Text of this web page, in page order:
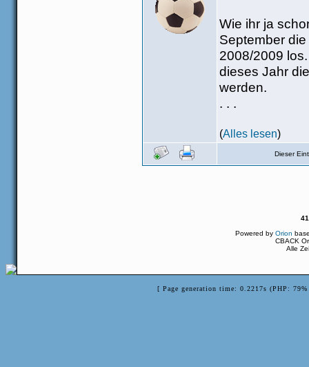
Wie ihr ja
September
2008/2009
dieses Jahr
werden.
. . .
(Alles lesen)
Dieser
Powered by Orion
CBACK
Alle
[ Page generation time: 0.2217s (PHP: